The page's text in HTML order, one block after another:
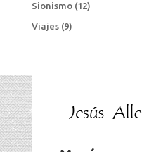
Sionismo(12)
Viajes(9)